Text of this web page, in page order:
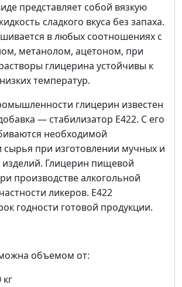
представляет собой вязкую
сладкого вкуса без запаха.
в любых соотношениях с
метанолом, ацетоном, при
глицерина устойчивы к
температур.
глицерин известен
— стабилизатор Е422. С его
необходимой
сырья при изготовлении мучных и
изделий. Глицерин пищевой
производстве алкогольной
ликеров. Е422
годности готовой продукции.
объемом от: